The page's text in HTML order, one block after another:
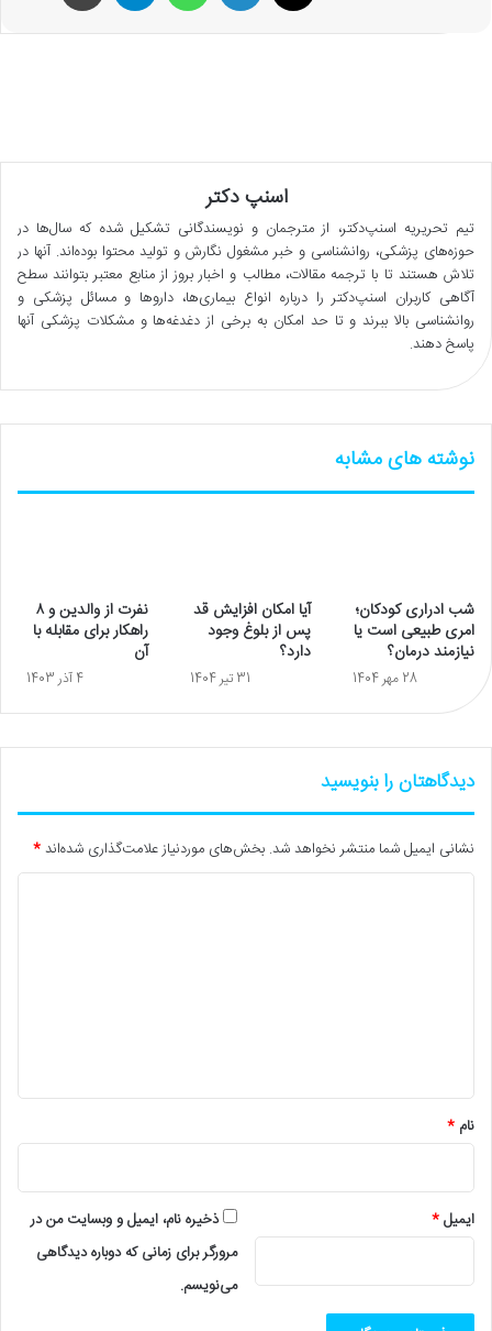
اسنپ دکتر
تیم تحریریه اسنپ‌دکتر، از مترجمان و نویسندگانی تشکیل شده که سال‌ها در
حوزه‌های پزشکی، روانشناسی و خبر مشغول نگارش و تولید محتوا بوده‌اند. آنها در
تلاش هستند تا با ترجمه مقالات، مطالب و اخبار بروز از منابع معتبر بتوانند سطح
آگاهی کاربران اسنپ‌دکتر را درباره انواع بیماری‌ها، داروها و مسائل پزشکی و
روانشناسی بالا ببرند و تا حد امکان به برخی از دغدغه‌ها و مشکلات پزشکی آنها
پاسخ دهند.
نوشته های مشابه
شب ادراری کودکان؛
امری طبیعی است یا
نیازمند درمان؟
28 مهر 1404
آیا امکان افزایش قد
پس از بلوغ وجود
دارد؟
31 تیر 1404
نفرت از والدین و ۸
راهکار برای مقابله با
آن
4 آذر 1403
دیدگاهتان را بنویسید
نشانی ایمیل شما منتشر نخواهد شد. بخش‌های موردنیاز علامت‌گذاری شده‌اند*
نام *
ایمیل*
ذخیره نام، ایمیل و وبسایت من در
مرورگر برای زمانی که دوباره دیدگاهی
می‌نویسم.